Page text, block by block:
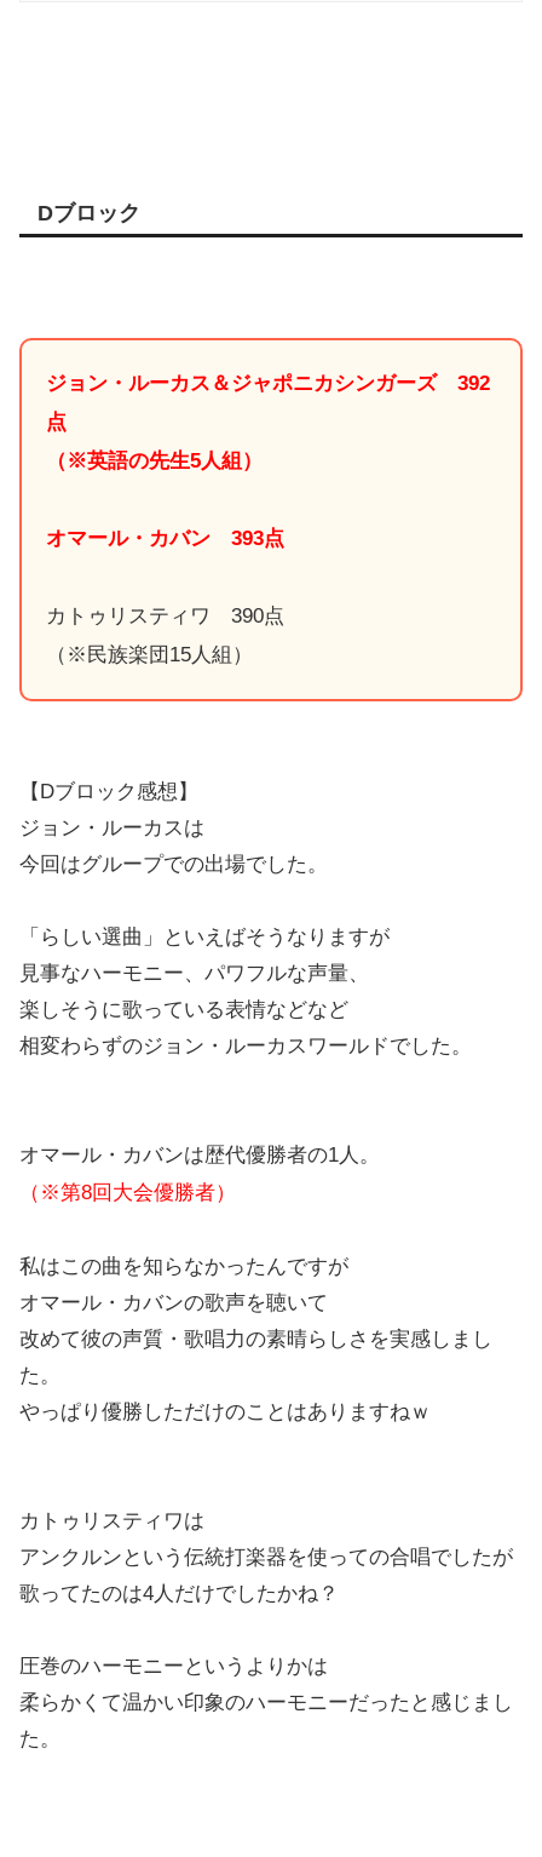
Dブロック
ジョン・ルーカス＆ジャポニカシンガーズ 392
点
（※英語の先生5人組）
オマール・カバン 393点
カトゥリスティワ 390点
（※民族楽団15人組）
【Dブロック感想】
ジョン・ルーカスは
今回はグループでの出場でした。
「らしい選曲」といえばそうなりますが
見事なハーモニー、パワフルな声量、
楽しそうに歌っている表情などなど
相変わらずのジョン・ルーカスワールドでした。
オマール・カバンは歴代優勝者の1人。
（※第8回大会優勝者）
私はこの曲を知らなかったんですが
オマール・カバンの歌声を聴いて
改めて彼の声質・歌唱力の素晴らしさを実感しまし
た。
やっぱり優勝しただけのことはありますねｗ
カトゥリスティワは
アンクルンという伝統打楽器を使っての合唱でしたが
歌ってたのは4人だけでしたかね？
圧巻のハーモニーというよりかは
柔らかくて温かい印象のハーモニーだったと感じまし
た。